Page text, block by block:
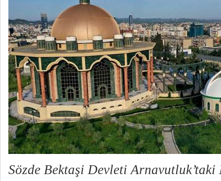
Sözde Bektaşi Devleti Arnavutluk’taki